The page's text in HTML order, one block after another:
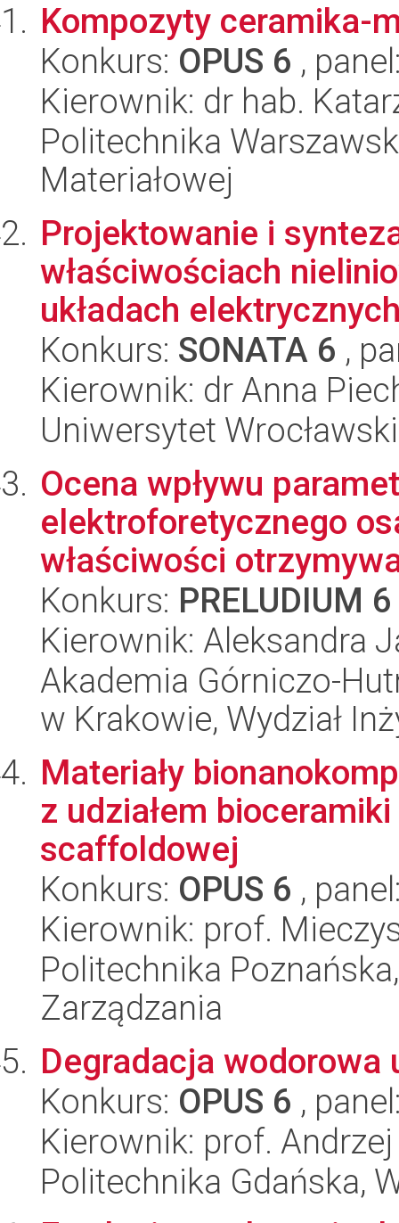
Kompozyty ceramika-
Konkurs: OPUS 6 ,
Kierownik: dr hab.
Politechnika
Materiałowej
Projektowanie i
właściwościach
układach
Konkurs: SONATA 6 ,
Kierownik: dr Anna
Uniwersytet
Ocena wpływu
elektroforetycznego
właściwości
Konkurs: PRELUDIUM 6
Kierownik: Aleksandra
Akademia Górniczo-
w Krakowie, Wydział
Materiały
z udziałem
scaffoldowej
Konkurs: OPUS 6 ,
Kierownik: prof.
Politechnika
Zarządzania
Degradacja
Konkurs: OPUS 6 ,
Kierownik: prof.
Politechnika Gdańska,